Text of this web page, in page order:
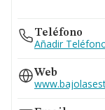
Teléfono
Añadir
Web